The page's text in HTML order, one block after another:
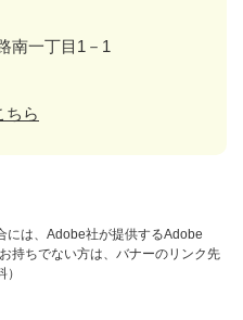
南一丁目1－1
ちら
には、Adobe社が提供するAdobe
持ちでない方は、バナーのリンク先